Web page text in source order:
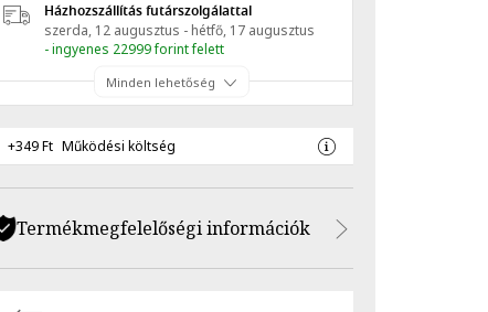
Házhozszállítás futárszolgálattal
szerda, 12 augusztus - hétfő, 17 augusztus
- ingyenes 22999 forint felett
Minden lehetőség
+349 Ft Működési költség
Termékmegfelelőségi információk